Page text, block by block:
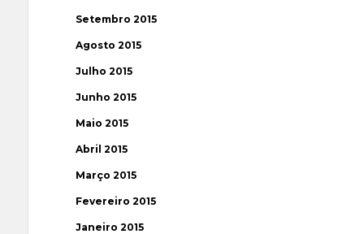
Setembro 2015
Agosto 2015
Julho 2015
Junho 2015
Maio 2015
Abril 2015
Março 2015
Fevereiro 2015
Janeiro 2015